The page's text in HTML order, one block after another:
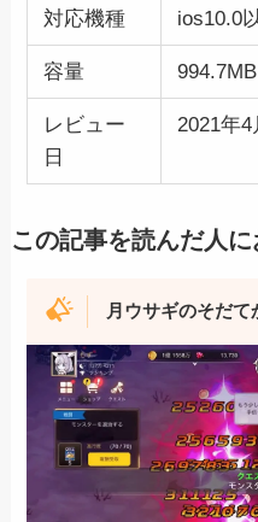
対応機種 ios10.0
容量 994.7MB
レビュー
日
2021年4
この記事を読んだ人
月ウサギのそだて